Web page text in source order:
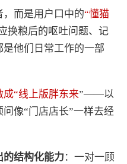
而是用户口中的“懂猫
粮后的呕吐问题、记
他们日常工作的一部
成“线上版胖东来”——以
像“门店店长”一样去经
的结构化能力 ：一对一顾